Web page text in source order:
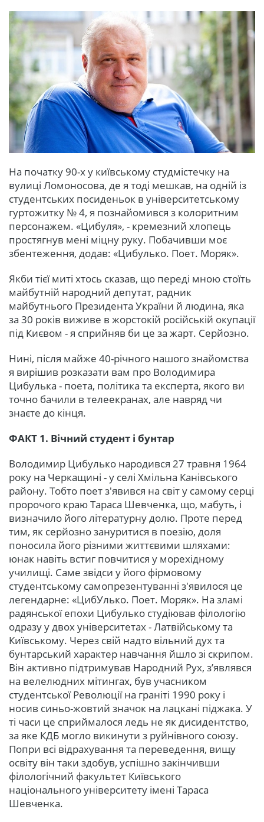
На початку 90-х у київському студмістечку на
вулиці Ломоносова, де я тоді мешкав, на одній із
студентських посиденьок в університетському
гуртожитку № 4, я познайомився з колоритним
персонажем. «Цибуля», - кремезний хлопець
простягнув мені міцну руку. Побачивши моє
збентеження, додав: «Цибулько. Поет. Моряк».
Якби тієї миті хтось сказав, що переді мною стоїть
майбутній народний депутат, радник
майбутнього Президента України й людина, яка
за 30 років виживе в жорстокій російській окупації
під Києвом - я сприйняв би це за жарт. Серйозно.
Нині, після майже 40-річного нашого знайомства
я вирішив розказати вам про Володимира
Цибулька - поета, політика та експерта, якого ви
точно бачили в телеекранах, але навряд чи
знаєте до кінця.
ФАКТ 1. Вічний студент і бунтар
Володимир Цибулько народився 27 травня 1964
року на Черкащині - у селі Хмільна Канівського
району. Тобто поет з'явився на світ у самому серці
пророчого краю Тараса Шевченка, що, мабуть, і
визначило його літературну долю. Проте перед
тим, як серйозно зануритися в поезію, доля
поносила його різними життєвими шляхами:
юнак навіть встиг повчитися у морехідному
училищі. Саме звідси у його фірмовому
студентському самопрезентуванні з'явилося це
легендарне: «ЦибУлько. Поет. Моряк». На зламі
радянської епохи Цибулько студіював філологію
одразу у двох університетах - Латвійському та
Київському. Через свій надто вільний дух та
бунтарський характер навчання йшло зі скрипом.
Він активно підтримував Народний Рух, з’являвся
на велелюдних мітингах, був учасником
студентської Революції на граніті 1990 року і
носив синьо-жовтий значок на лацкані піджака. У
ті часи це сприймалося ледь не як дисидентство,
за яке КДБ могло викинути з руйнівного союзу.
Попри всі відрахування та переведення, вищу
освіту він таки здобув, успішно закінчивши
філологічний факультет Київського
національного університету імені Тараса
Шевченка.